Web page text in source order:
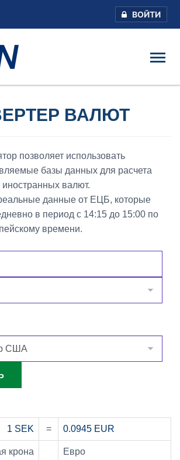
ВОЙТИ
ВАЛЮТ
позволяет использовать
базы данных для расчета
иностранных валют.
данные от ЕЦБ, которые
в период с 14:15 до 15:00 по
времени.
1 SEK = 0.0945 EUR
крона
Евро